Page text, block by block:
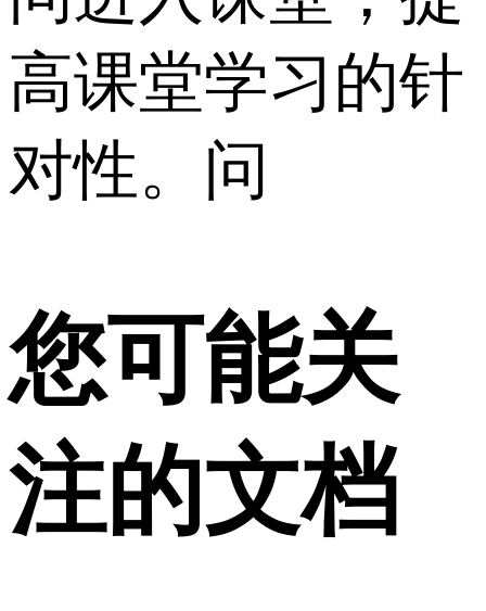
高课堂学习的针
对性。问
您可能关
注的文档